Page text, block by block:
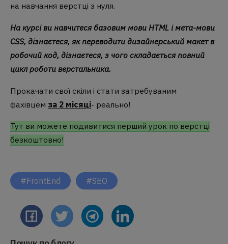
на навчання верстці з нуля.
На курсі ви навчитеся базовим мови HTML і мета-мови
CSS, дізнаєтеся, як переводити дизайнерський макет в
робочий код, дізнаєтеся, з чого складається повний
цикл роботи верстальника.
Прокачати свої скіли і стати затребуваним
фахівцем за 2 місяці- реально!
Тут ви можете подивитися перший урок по верстці
безкоштовно!
#FrontEnd #SEO